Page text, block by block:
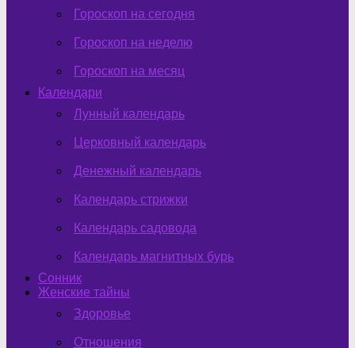
Гороскоп на сегодня
Гороскоп на неделю
Гороскоп на месяц
Календари
Лунный календарь
Церковный календарь
Денежный календарь
Календарь стрижки
Календарь садовода
Календарь магнитных бурь
Сонник
Женские тайны
Здоровье
Отношения